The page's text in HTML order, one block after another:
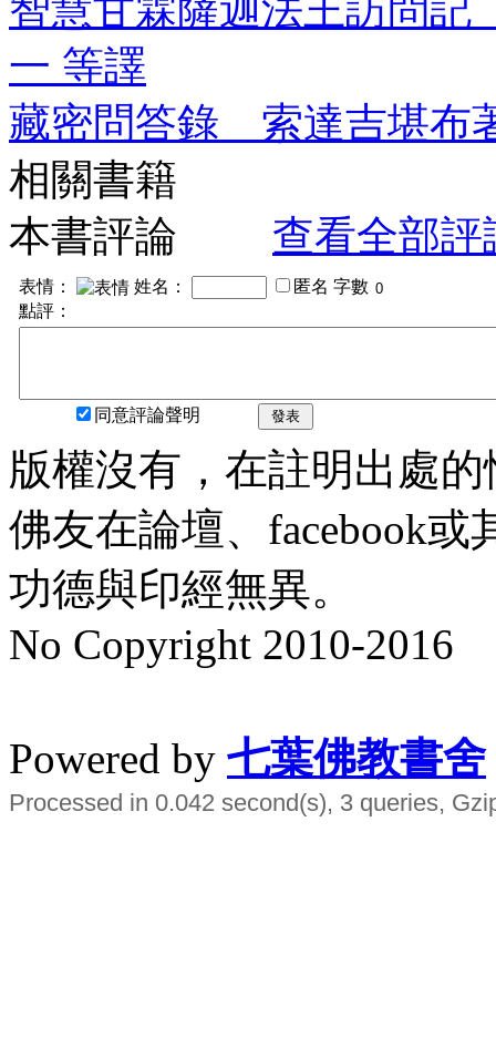
智慧甘霖薩迦法王訪問
一 等譯
藏密問答錄 索達吉堪布
相關書籍
本書評論
查看全部評
表情： 姓名： 匿名 字數
點評：
同意評論聲明 發表
版權沒有，在註明出處
佛友在論壇、facebook
功德與印經無異。
No Copyright 2010-2016
Powered by 七葉佛教書舍
Processed in 0.042 second(s), 3 queries,